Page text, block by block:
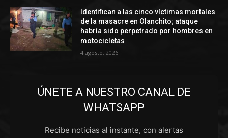
Identifican a las cinco víctimas mortales
de la masacre en Olanchito; ataque
habría sido perpetrado por hombres en
motocicletas
4 agosto, 2026
ÚNETE A NUESTRO CANAL DE
WHATSAPP
Recibe noticias al instante, con alertas